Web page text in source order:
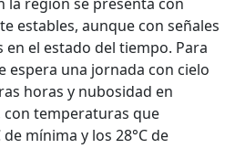
estables, aunque con señales
el estado del tiempo. Para
espera una jornada con cielo
horas y nubosidad en
temperaturas que
mínima y los 28°C de